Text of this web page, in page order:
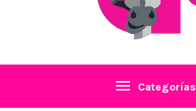
Categorías